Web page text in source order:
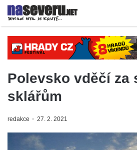
Polevsko vděčí za
sklářům
redakce 27. 2. 2021